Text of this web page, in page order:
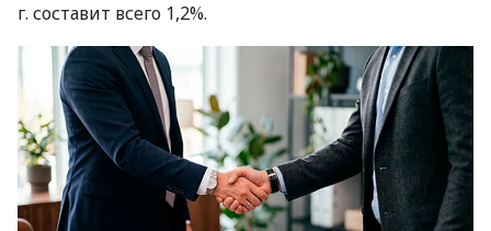
г. составит всего 1,2%.